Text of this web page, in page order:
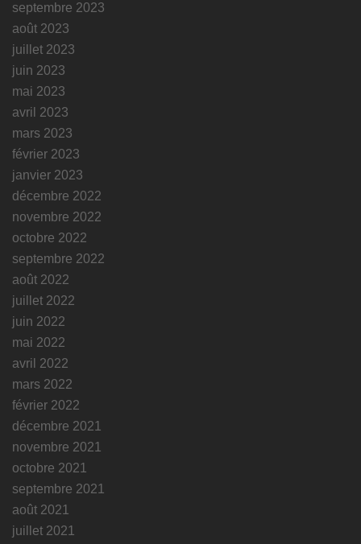
septembre 2023
août 2023
juillet 2023
juin 2023
mai 2023
avril 2023
mars 2023
février 2023
janvier 2023
décembre 2022
novembre 2022
octobre 2022
septembre 2022
août 2022
juillet 2022
juin 2022
mai 2022
avril 2022
mars 2022
février 2022
décembre 2021
novembre 2021
octobre 2021
septembre 2021
août 2021
juillet 2021